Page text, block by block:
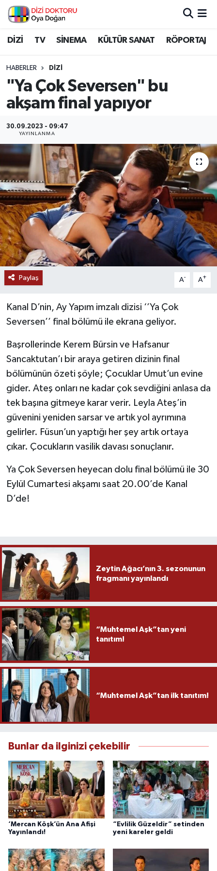
DİZİ TV SİNEMA KÜLTÜR SANAT RÖPORTAJ
HABERLER DİZİ
"Ya Çok Seversen" bu
akşam final yapıyor
30.09.2023 - 09:47
YAYINLANMA
Paylaş A- A+
Kanal D’nin, Ay Yapım imzalı dizisi ‘’Ya Çok
Seversen’’ final bölümü ile ekrana geliyor.
Başrollerinde Kerem Bürsin ve Hafsanur
Sancaktutan’ı bir araya getiren dizinin final
bölümünün özeti şöyle; Çocuklar Umut’un evine
gider. Ateş onları ne kadar çok sevdiğini anlasa da
tek başına gitmeye karar verir. Leyla Ateş’in
güvenini yeniden sarsar ve artık yol ayrımına
gelirler. Füsun’un yaptığı her şey artık ortaya
çıkar. Çocukların vasilik davası sonuçlanır.
Ya Çok Seversen heyecan dolu final bölümü ile 30
Eylül Cumartesi akşamı saat 20.00’de Kanal
D’de!
Zeytin Ağacı’nın 3. sezonunun
fragmanı yayınlandı
“Muhtemel Aşk”tan yeni
tanıtım!
“Muhtemel Aşk”tan ilk tanıtım!
Bunlar da ilginizi çekebilir
‘Mercan Köşk’ün Ana Afişi
Yayınlandı!
“Evlilik Güzeldir” setinden
yeni kareler geldi
İstanbul Nöbetçi Eczaneler
İstanbul Namaz Vakitleri
İstanbul Trafik Yoğunluk Haritası
Süper Lig Puan Durumu ve Fikstür
Tüm Manşetler
Son Dakika Haberleri
Haber Arşivi